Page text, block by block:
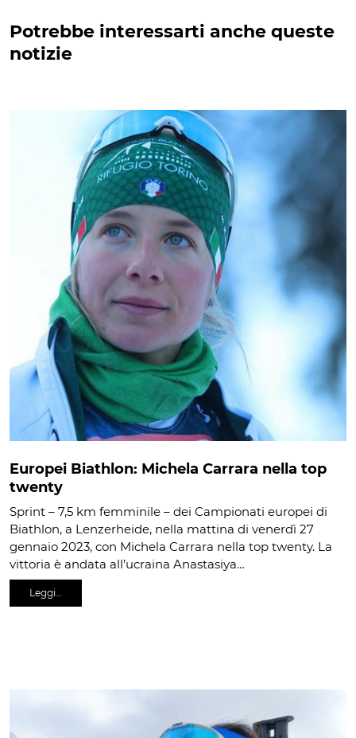
Potrebbe interessarti anche queste
notizie
Europei Biathlon: Michela Carrara nella top
twenty
Sprint – 7,5 km femminile – dei Campionati europei di
Biathlon, a Lenzerheide, nella mattina di venerdì 27
gennaio 2023, con Michela Carrara nella top twenty. La
vittoria è andata all’ucraina Anastasiya…
Leggi…